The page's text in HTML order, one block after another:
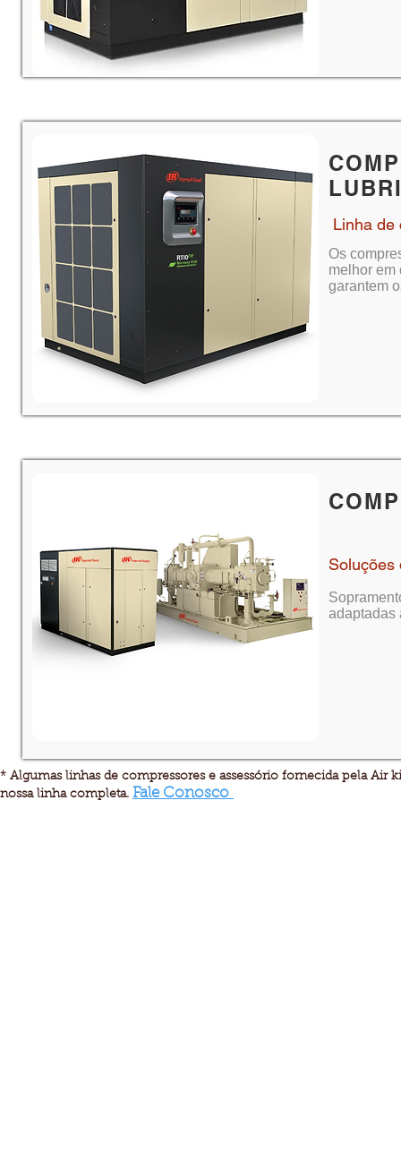
Linha de
Os
melhor em
garantem
Soluções
adaptadas
* Algumas linhas de compressores e assessório fornecida pela Air
nossa linha completa. Fale Conosco